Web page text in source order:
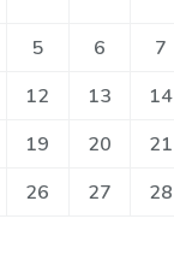
5 6 7
12 13 14
19 20 21
26 27 28